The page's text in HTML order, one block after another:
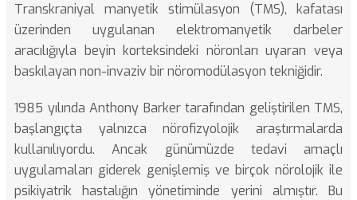
Transkraniyal manyetik stimülasyon (TMS), kafatası
üzerinden uygulanan elektromanyetik darbeler
aracılığıyla beyin korteksindeki nöronları uyaran veya
baskılayan non-invaziv bir nöromodülasyon tekniğidir.
1985 yılında Anthony Barker tarafından geliştirilen TMS,
başlangıçta yalnızca nörofizyolojik araştırmalarda
kullanılıyordu. Ancak günümüzde tedavi amaçlı
uygulamaları giderek genişlemiş ve birçok nörolojik ile
psikiyatrik hastalığın yönetiminde yerini almıştır. Bu